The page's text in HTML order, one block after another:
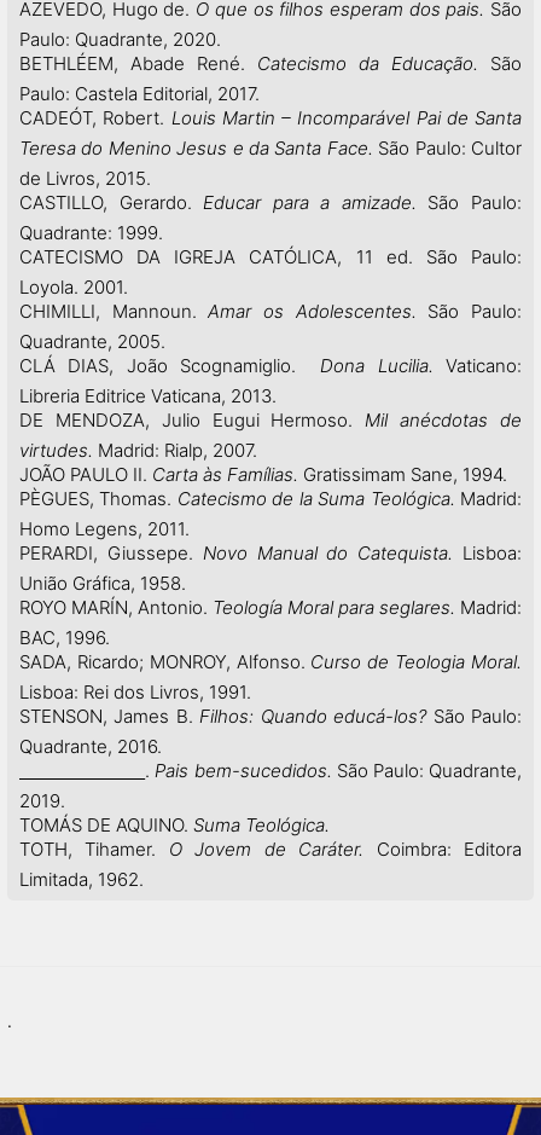
AZEVEDO, Hugo de. O que os filhos esperam dos pais. São
Paulo: Quadrante, 2020.
BETHLÉEM, Abade René. Catecismo da Educação.
São
Paulo: Castela Editorial, 2017.
CADEÓT, Robert. Louis Martin – Incomparável Pai de Santa
Teresa do Menino Jesus e da Santa Face. São Paulo: Cultor
de Livros, 2015.
CASTILLO, Gerardo.Educar para a amizade. São Paulo:
Quadrante: 1999.
CATECISMO DA IGREJA CATÓLICA, 11 ed. São Paulo:
Loyola. 2001.
CHIMILLI, Mannoun.Amar os Adolescentes. São Paulo:
Quadrante, 2005.
CLÁ DIAS, João Scognamiglio.Dona Lucilia. Vaticano:
Libreria Editrice Vaticana, 2013.
DE MENDOZA, Julio Eugui Hermoso.Mil anécdotas de
virtudes. Madrid: Rialp, 2007.
JOÃO PAULO II. Carta às Famílias. Gratissimam Sane, 1994.
PÈGUES, Thomas. Catecismo de la Suma Teológica. Madrid:
Homo Legens, 2011.
PERARDI, Giussepe. Novo Manual do Catequista. Lisboa:
União Gráfica, 1958.
ROYO MARÍN, Antonio. Teología Moral para seglares. Madrid:
BAC, 1996.
SADA, Ricardo; MONROY, Alfonso. Curso de Teologia Moral.
Lisboa: Rei dos Livros, 1991.
STENSON, James B.Filhos: Quando educá-los?São Paulo:
Quadrante, 2016.
.Pais bem-sucedidos. São Paulo: Quadrante,
2019.
TOMÁS DE AQUINO. Suma Teológica.
TOTH, Tihamer. O Jovem de Caráter.
Coimbra: Editora
Limitada, 1962.
.